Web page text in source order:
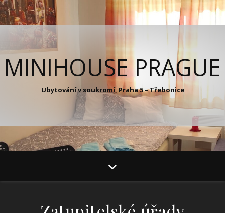
MINIHOUSE PRAGUE
Ubytování v soukromí, Praha 5 – Třebonice